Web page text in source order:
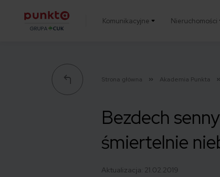
Komunikacyjne Nieruchomości
Strona główna Akademia Punkta
Bezdech
śmiertelnie
Aktualizacja: 21.02.2019